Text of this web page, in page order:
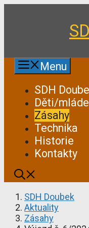
Menu
SDH
Děti/
Zásahy
Technika
Historie
Kontakty
SDH Doubek
Aktuality
Zásahy